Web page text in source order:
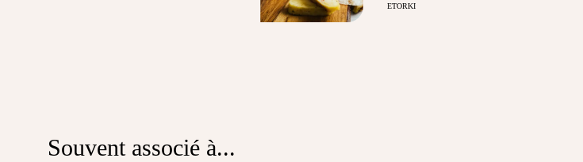
ETORKI
Souvent associé à...